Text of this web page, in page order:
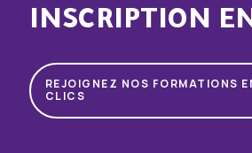
INSCRIPTION
REJOIGNEZ NOS FORMATIONS
CLICS